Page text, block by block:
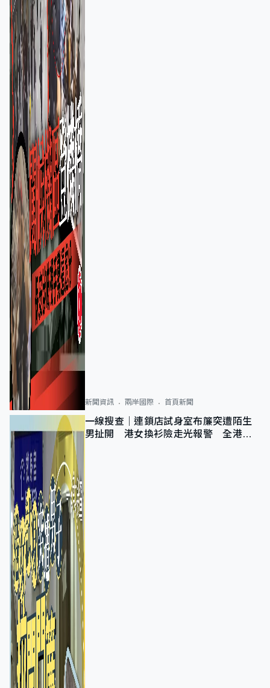
新聞資訊 兩岸國際 首頁新聞
一線搜查｜連鎖店試身室布簾突遭陌生
男扯開 港女換衫險走光報警 全港分